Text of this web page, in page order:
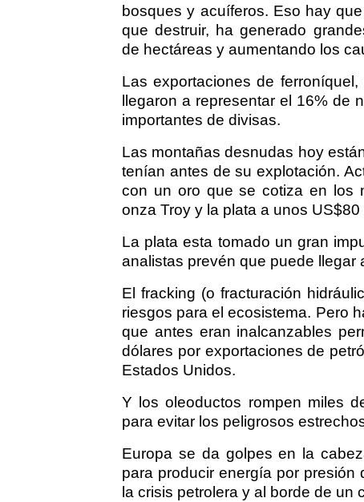
bosques y acuíferos. Eso hay
que destruir, ha generado
de hectáreas y aumentando los
Las exportaciones de
llegaron a representar el 16% de
importantes de divisas.
Las montañas desnudas hoy
tenían antes de su explotación.
con un oro que se cotiza en los
onza Troy y la plata a unos
La plata esta tomado un gran
analistas prevén que puede llegar
El fracking (o fracturación
riesgos para el ecosistema. Pero
que antes eran inalcanzables
dólares por exportaciones de
Estados Unidos.
Y los oleoductos rompen miles
para evitar los peligrosos
Europa se da golpes en la
para producir energía por
la crisis petrolera y al borde de un